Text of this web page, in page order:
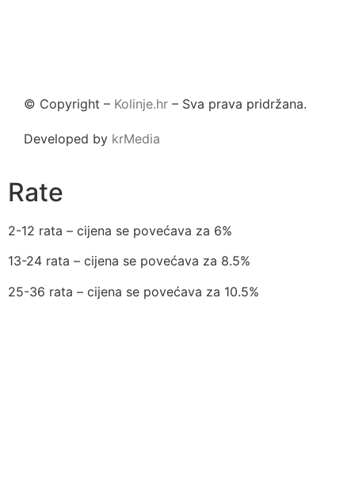
© Copyright – Kolinje.hr – Sva prava pridržana.
Developed by krMedia
Rate
2-12 rata – cijena se povećava za 6%
13-24 rata – cijena se povećava za 8.5%
25-36 rata – cijena se povećava za 10.5%